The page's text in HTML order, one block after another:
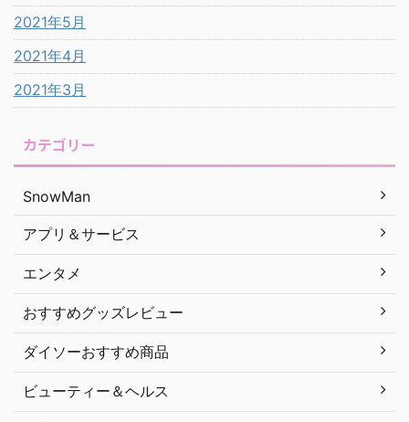
2021年5月
2021年4月
2021年3月
カテゴリー
SnowMan
アプリ＆サービス
エンタメ
おすすめグッズレビュー
ダイソーおすすめ商品
ビューティー＆ヘルス